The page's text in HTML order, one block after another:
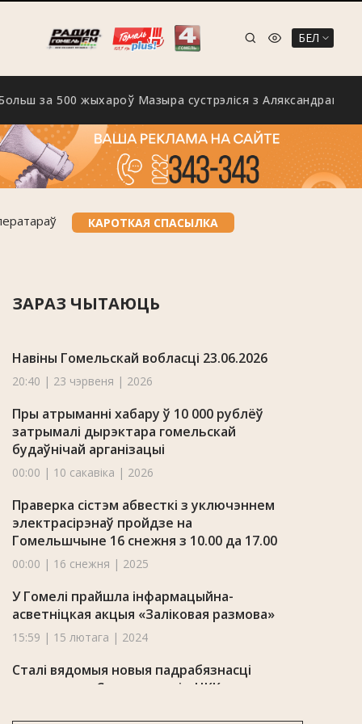
БЕЛ
за 500 жыхароў Мазыра сустрэліся з Аляксандрам
КАРОТКАЯ СПАСЫЛКА
ЗАРАЗ ЧЫТАЮЦЬ
Навіны Гомельскай вобласці 23.06.2026
20:40 | 23 чэрвеня | 2026
Пры атрыманні хабару ў 10 000 рублёў
затрымалі дырэктара гомельскай
будаўнічай арганізацыі
00:00 | 10 сакавіка | 2026
Праверка сістэм абвесткі з уключэннем
электрасірэнаў пройдзе на
Гомельшчыне 16 снежня з 10.00 да 17.00
00:00 | 16 снежня | 2025
У Гомелі прайшла інфармацыйна-
асветніцкая акцыя «Заліковая размова»
15:59 | 15 лютага | 2024
Сталі вядомыя новыя падрабязнасці
здарэння на Светлагорскім ЦКК